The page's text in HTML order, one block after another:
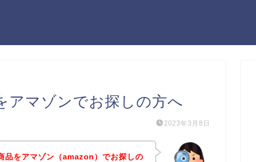
アマゾンでお探しの方へ
2023年3月8日
品をアマゾン（amazon）でお探しの